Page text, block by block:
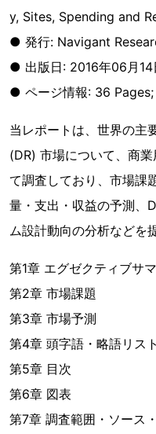
y, Sites, Spending and
● 発行: Navigant
● 出版日: 2016年06月14
● ページ情報: 36
当レポートは、世界の主
(DR) 市場について、商
て調査しており、市場課
量・支出・収益の予測、
ム設計動向の分析などを
第1章 エグゼクティブサ
第2章 市場課題
第3章 市場予測
第4章 頭字語・略語リスト
第5章 目次
第6章 図表
第7章 調査範囲・ソース